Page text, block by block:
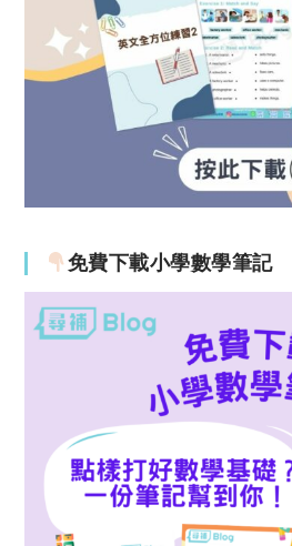
免費下載小學數學筆記